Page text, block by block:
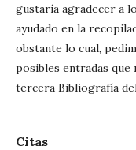
gustaría agradecer a
ayudado en la
obstante lo cual,
posibles entradas que
tercera Bibliografía
Citas